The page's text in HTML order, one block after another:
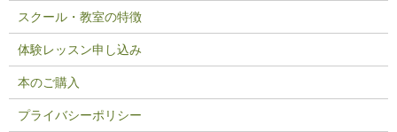
スクール・教室の特徴
体験レッスン申し込み
本のご購入
プライバシーポリシー